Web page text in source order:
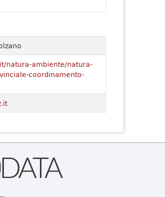
natura-ambiente/natura-
coordinamento-